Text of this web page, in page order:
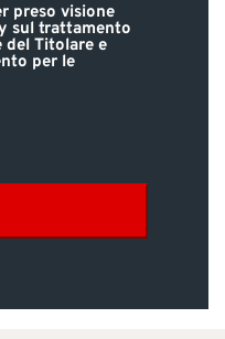
preso visione
sul trattamento
Titolare e
per le